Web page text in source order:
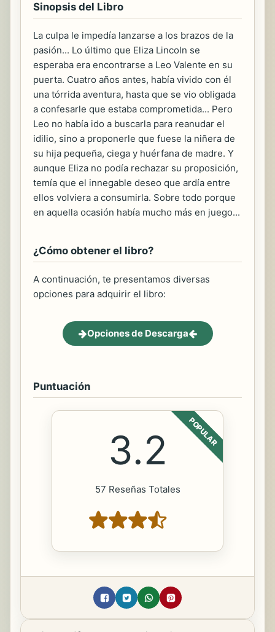
Sinopsis del Libro
La culpa le impedía lanzarse a los brazos de la
pasión... Lo último que Eliza Lincoln se
esperaba era encontrarse a Leo Valente en su
puerta. Cuatro años antes, había vivido con él
una tórrida aventura, hasta que se vio obligada
a confesarle que estaba comprometida... Pero
Leo no había ido a buscarla para reanudar el
idilio, sino a proponerle que fuese la niñera de
su hija pequeña, ciega y huérfana de madre. Y
aunque Eliza no podía rechazar su proposición,
temía que el innegable deseo que ardía entre
ellos volviera a consumirla. Sobre todo porque
en aquella ocasión había mucho más en juego...
¿Cómo obtener el libro?
A continuación, te presentamos diversas
opciones para adquirir el libro:
Opciones de Descarga
Puntuación
POPULAR
3.2
57 Reseñas Totales